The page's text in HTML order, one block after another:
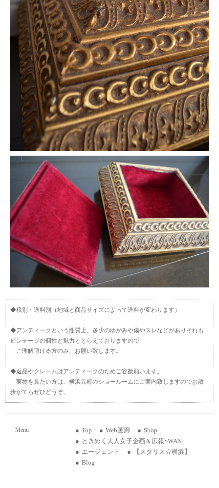
◆税別・送料別（地域と商品サイズによって送料が変わります）
◆アンティークという性質上、多少のゆがみや傷やスレなどがありそれも
ビンテージの個性と魅力ととらえておりますので
ご理解頂ける方のみ、お願い致します。
◆返品やクレームはアンティークのためご容赦願います。
実物を見たい方は、横浜元町のショールームにご案内致しますのでお散
歩がてらぜひどうぞ。
Menu Top Web画廊
Shop
ときめく大人女子企画＆広報SWAN
エージェント
【スタリス☆横浜】
Blog